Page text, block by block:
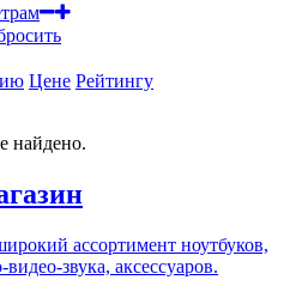
Цене Рейтингу
найдено.
ассортимент ноутбуков,
звука, аксессуаров.